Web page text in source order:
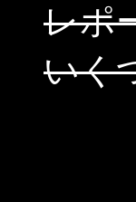
レポ
いく